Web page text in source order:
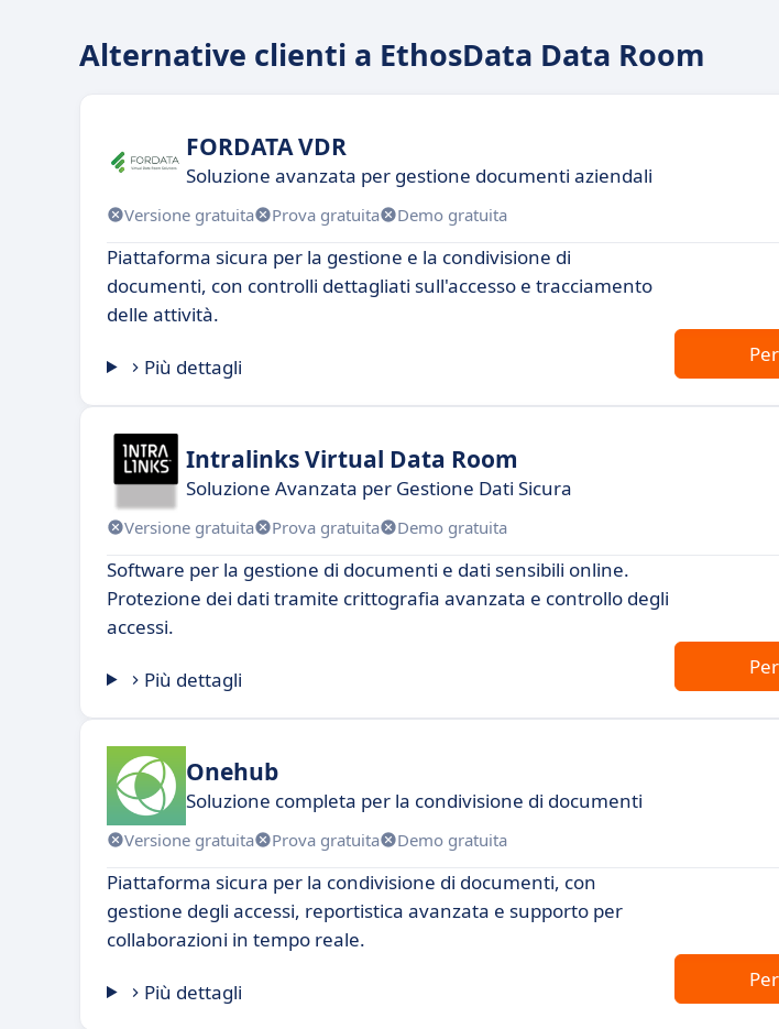
Alternative clienti a EthosData Data Room
FORDATA VDR
Soluzione avanzata per gestione documenti aziendali
Versione gratuita Prova gratuita Demo gratuita
Piattaforma sicura per la gestione e la condivisione di
documenti, con controlli dettagliati sull'accesso e tracciamento
delle attività.
Più dettagli
Intralinks Virtual Data Room
Soluzione Avanzata per Gestione Dati Sicura
Versione gratuita Prova gratuita Demo gratuita
Software per la gestione di documenti e dati sensibili online.
Protezione dei dati tramite crittografia avanzata e controllo degli
accessi.
Più dettagli
Onehub
Soluzione completa per la condivisione di documenti
Versione gratuita Prova gratuita Demo gratuita
Piattaforma sicura per la condivisione di documenti, con
gestione degli accessi, reportistica avanzata e supporto per
collaborazioni in tempo reale.
Più dettagli